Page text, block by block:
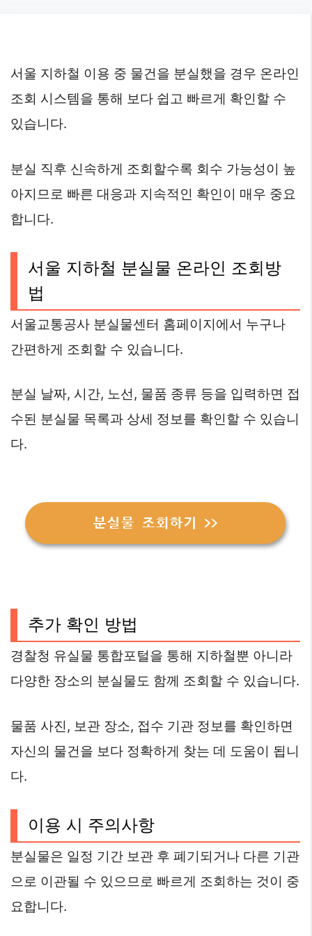
서울 지하철 이용 중 물건을 분실했을 경우 온라인
조회 시스템을 통해 보다 쉽고 빠르게 확인할 수
있습니다.
분실 직후 신속하게 조회할수록 회수 가능성이 높
아지므로 빠른 대응과 지속적인 확인이 매우 중요
합니다.
서울 지하철 분실물 온라인 조회방
법
서울교통공사 분실물센터 홈페이지에서 누구나
간편하게 조회할 수 있습니다.
분실 날짜, 시간, 노선, 물품 종류 등을 입력하면 접
수된 분실물 목록과 상세 정보를 확인할 수 있습니
다.
분실물 조회하기 >>
추가 확인 방법
경찰청 유실물 통합포털을 통해 지하철뿐 아니라
다양한 장소의 분실물도 함께 조회할 수 있습니다.
물품 사진, 보관 장소, 접수 기관 정보를 확인하면
자신의 물건을 보다 정확하게 찾는 데 도움이 됩니
다.
이용 시 주의사항
분실물은 일정 기간 보관 후 폐기되거나 다른 기관
으로 이관될 수 있으므로 빠르게 조회하는 것이 중
요합니다.